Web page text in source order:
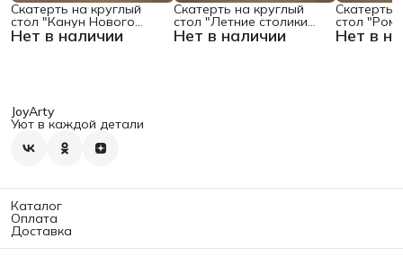
Нет в наличии
Скатерть на круглый
стол "Канун Нового
Года", 150х150 , серия Нет в наличии
Скатерть на круглый
стол "Летние столики
кафе", 150х150 Нет в
Скатерть
стол
поляне",
JoyArty
Уют в каждой детали
Каталог
Оплата
Доставка